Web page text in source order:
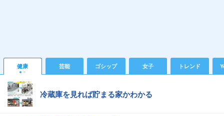
健康 芸能 ゴシップ 女子 トレンド
冷蔵庫を見れば貯まる家かわかる